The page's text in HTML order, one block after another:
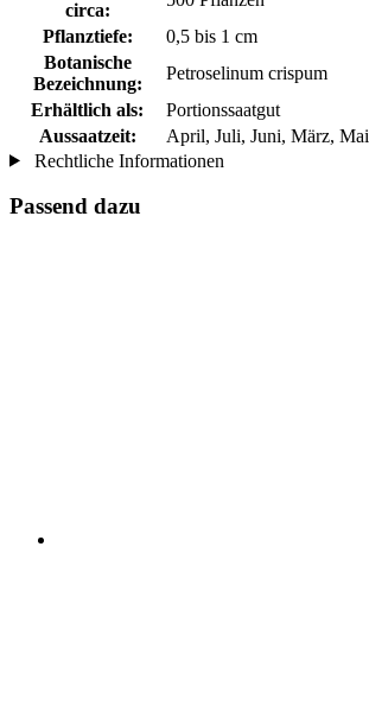
circa:
Pflanztiefe:
0,5 bis 1 cm
Botanische
Bezeichnung:
Petroselinum crispum
Erhältlich als:
Portionssaatgut
Aussaatzeit:
April, Juli, Juni, März, Mai
Rechtliche Informationen
Passend dazu